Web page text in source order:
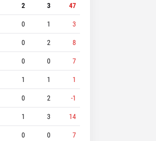
2 3
47
0 1
3
0 2
8
0 0
7
1 1
1
0 2
-1
1 3
14
0 0
7